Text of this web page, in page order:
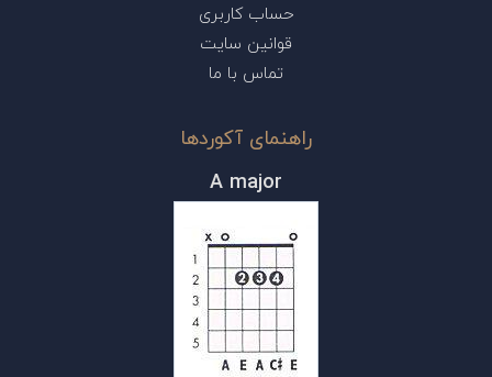
حساب کاربری
قوانین سایت
تماس با ما
راهنمای آکوردها
A major